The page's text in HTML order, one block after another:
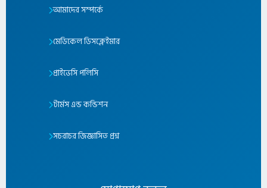
আমাদের সম্পর্কে
মেডিকেল ডিসক্লেইমার
প্রাইভেসি পলিসি
টার্মস এন্ড কন্ডিশন
সচরাচর জিজ্ঞাসিত প্রশ্ন